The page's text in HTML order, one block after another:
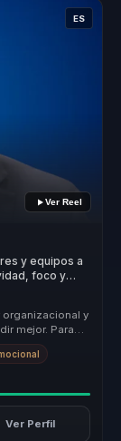
ES
Ver Reel
y equipos a
foco y
organizacional y
mejor. Para
Ver Perfil